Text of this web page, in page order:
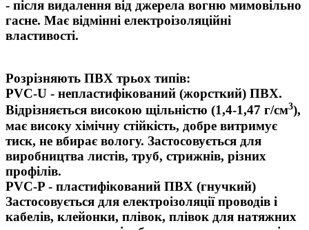
- після видалення від джерела вогню мимовільно
гасне. Має відмінні електроізоляційні
властивості.
Розрізняють ПВХ трьох типів:
PVC-U - непластифікований (жорсткий) ПВХ.
Відрізняється високою щільністю (1,4-1,47 г/см3),
має високу хімічну стійкість, добре витримує
тиск, не вбирає вологу. Застосовується для
виробництва листів, труб, стрижнів, різних
профілів.
PVC-P - пластифікований ПВХ (гнучкий)
Застосовується для електроізоляції проводів і
кабелів, клейонки, плівок, плівок для натяжних